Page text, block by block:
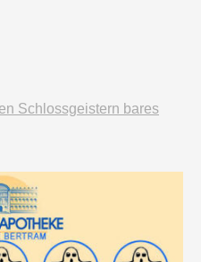
Schlossgeistern bares